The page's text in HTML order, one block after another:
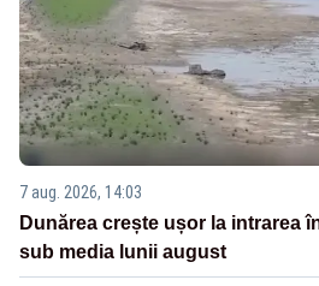
7 aug. 2026, 14:03
Dunărea crește ușor la intrarea
sub media lunii august